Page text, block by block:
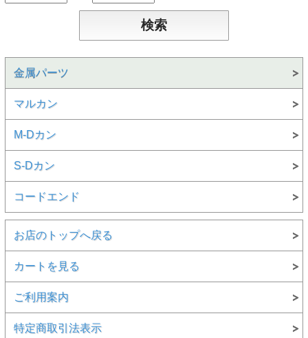
金属パーツ
マルカン
M‐Dカン
S‐Dカン
コードエンド
お店のトップへ戻る
カートを見る
ご利用案内
特定商取引法表示